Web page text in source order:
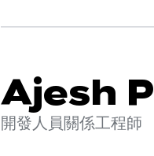
Ajesh
開發人員關係工程師